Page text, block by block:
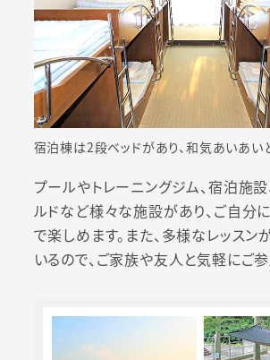
宿泊棟は2段ベッドがあり、和気あいあい
プールやトレーニングジム、宿泊施設
ルドなど様々な施設があり、ご自分
で楽しめます。また、多様なレッス
いるので、ご家族や友人と気軽にご参